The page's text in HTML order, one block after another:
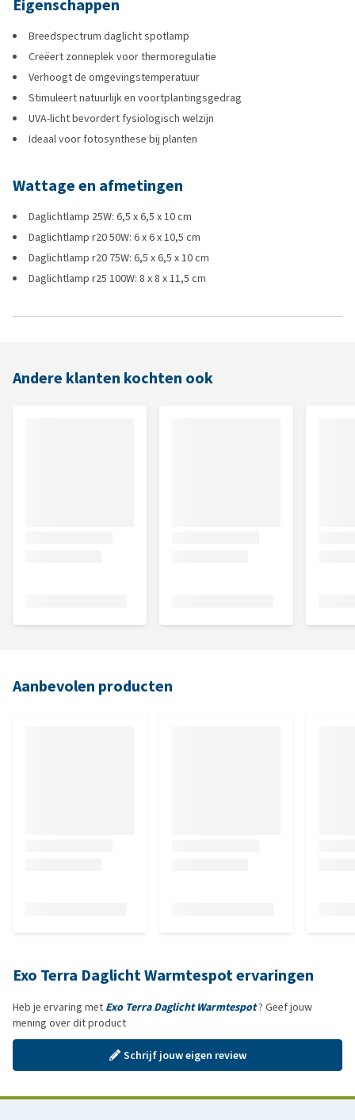
Eigenschappen
Breedspectrum daglicht spotlamp
Creëert zonneplek voor thermoregulatie
Verhoogt de omgevingstemperatuur
Stimuleert natuurlijk en voortplantingsgedrag
UVA-licht bevordert fysiologisch welzijn
Ideaal voor fotosynthese bij planten
Wattage en afmetingen
Daglichtlamp 25W: 6,5 x 6,5 x 10 cm
Daglichtlamp r20 50W: 6 x 6 x 10,5 cm
Daglichtlamp r20 75W: 6,5 x 6,5 x 10 cm
Daglichtlamp r25 100W: 8 x 8 x 11,5 cm
Andere klanten kochten ook
Aanbevolen producten
Exo Terra Daglicht Warmtespot ervaringen
Heb je ervaring met Exo Terra Daglicht Warmtespot? Geef jouw
mening over dit product
Schrijf jouw eigen review